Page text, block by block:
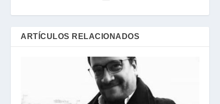
ARTÍCULOS RELACIONADOS